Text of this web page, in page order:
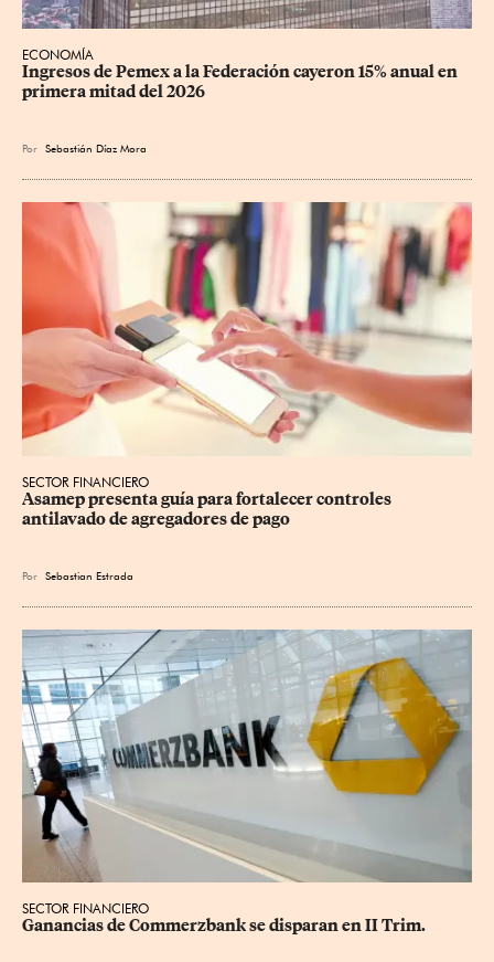
ECONOMÍA
Ingresos de Pemex a la Federación cayeron 15% anual en
primera mitad del 2026
Por Sebastián Díaz Mora
SECTOR FINANCIERO
Asamep presenta guía para fortalecer controles
antilavado de agregadores de pago
Por Sebastian Estrada
SECTOR FINANCIERO
Ganancias de Commerzbank se disparan en II Trim.